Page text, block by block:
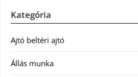
Kategória
Ajtó beltéri ajtó
Állás munka